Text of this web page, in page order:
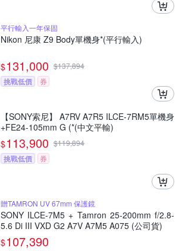
平行輸入一年保固
Nikon 尼康 Z9 Body單機身*(平行輸入)
$131,000 $137,894
挑戰低價
券
【SONY索尼】 A7RV A7R5 ILCE-7RM5單機身
+FE24-105mm G (*(中文平輸)
$113,900 $119,894
挑戰低價
券
贈TAMRON UV 67mm 保護鏡
SONY ILCE-7M5 + Tamron 25-200mm f/2.8-
5.6 Di III VXD G2 A7V A7M5 A075 (公司貨)
$107,390